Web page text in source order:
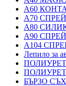
A60
A70
A80
A90
A104
Лепило за
БЪРЗО